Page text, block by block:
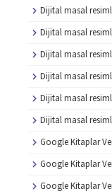
Dijital masal
Dijital masal
Dijital masal
Dijital masal
Dijital masal
Dijital masal
Google Kitaplar
Google Kitaplar
Google Kitaplar